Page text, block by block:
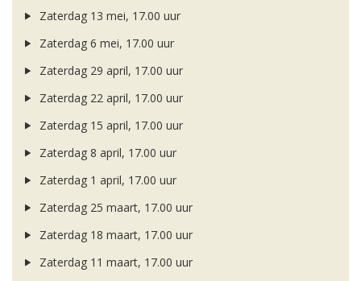
Zaterdag 13 mei, 17.00 uur
Zaterdag 6 mei, 17.00 uur
Zaterdag 29 april, 17.00 uur
Zaterdag 22 april, 17.00 uur
Zaterdag 15 april, 17.00 uur
Zaterdag 8 april, 17.00 uur
Zaterdag 1 april, 17.00 uur
Zaterdag 25 maart, 17.00 uur
Zaterdag 18 maart, 17.00 uur
Zaterdag 11 maart, 17.00 uur